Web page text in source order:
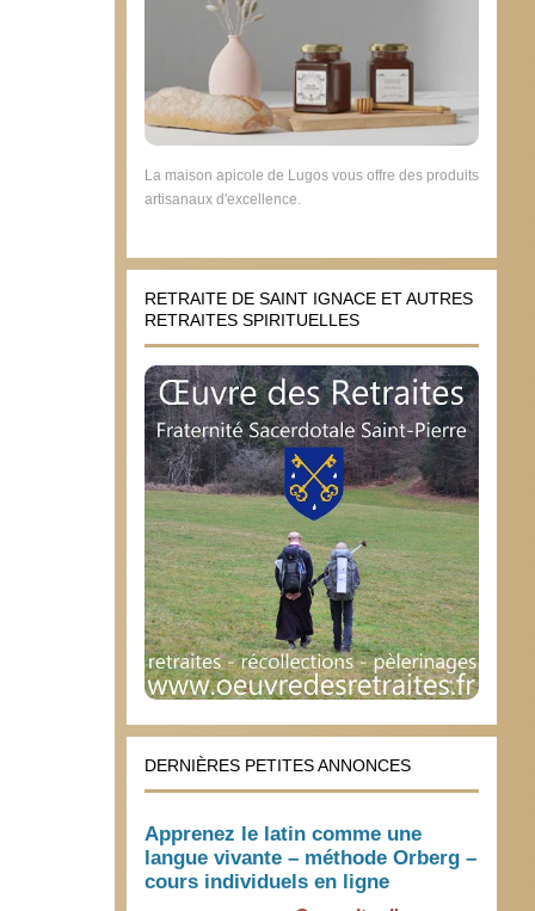
La maison apicole de Lugos vous offre des produits
artisanaux d'excellence.
RETRAITE DE SAINT IGNACE ET AUTRES
RETRAITES SPIRITUELLES
DERNIÈRES PETITES ANNONCES
Apprenez le latin comme une
langue vivante – méthode Orberg –
cours individuels en ligne